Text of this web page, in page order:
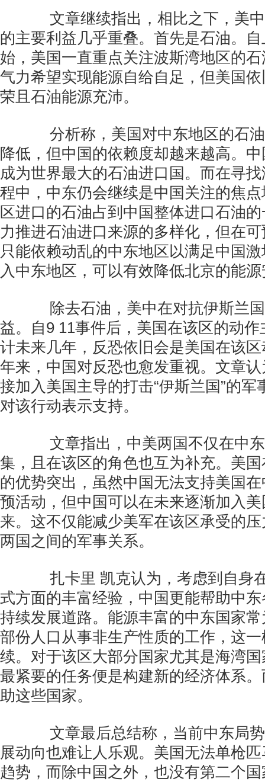
文章继续指出，相比之下，美中
的主要利益几乎重叠。首先是石油。
始，美国一直重点关注波斯湾地区的
气力希望实现能源自给自足，但美国
荣且石油能源充沛。
分析称，美国对中东地区的石油
降低，但中国的依赖度却越来越高。
成为世界最大的石油进口国。而在寻
程中，中东仍会继续是中国关注的焦
区进口的石油占到中国整体进口石油
力推进石油进口来源的多样化，但在
只能依赖动乱的中东地区以满足中国
入中东地区，可以有效降低北京的能
除去石油，美中在对抗伊斯兰国
益。自9 11事件后，美国在该区的动
计未来几年，反恐依旧会是美国在该
年来，中国对反恐也愈发重视。文章
接加入美国主导的打击“伊斯兰国”的军
对该行动表示支持。
文章指出，中美两国不仅在中东
集，且在该区的角色也互为补充。美
的优势突出，虽然中国无法支持美国
预活动，但中国可以在未来逐渐加入
来。这不仅能减少美军在该区承受的
两国之间的军事关系。
扎卡里 凯克认为，考虑到自身
式方面的丰富经验，中国更能帮助中
持续发展道路。能源丰富的中东国家
部份人口从事非生产性质的工作，这
续。对于该区大部分国家尤其是海湾
最紧要的任务便是构建新的经济体系
助这些国家。
文章最后总结称，当前中东局势
展动向也难让人乐观。美国无法单枪
趋势，而除中国之外，也没有第二个